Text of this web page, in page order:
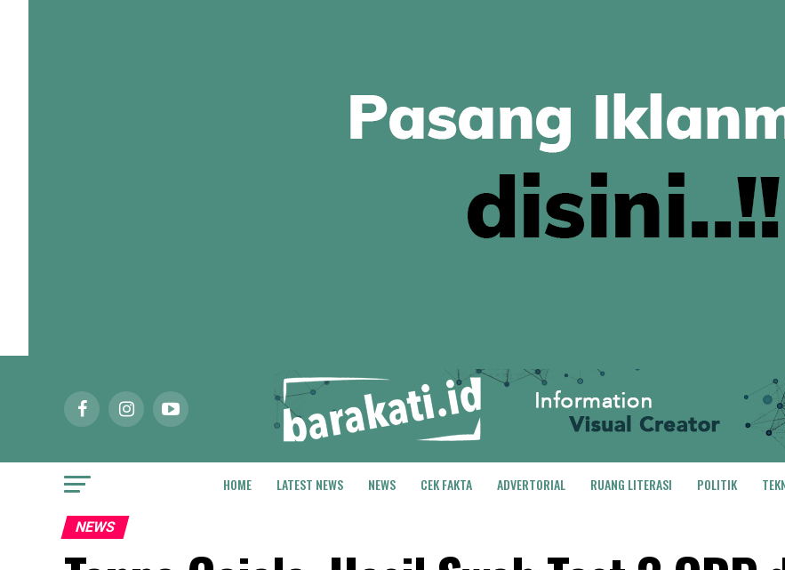
HOME LATEST NEWS NEWS CEK FAKTA ADVERTORIAL RUANG LITERASI POLITIK
NEWS